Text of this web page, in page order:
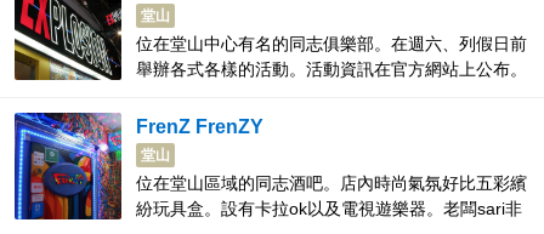
堂山
位在堂山中心有名的同志俱樂部。在週六、列假日前
舉辦各式各樣的活動。活動資訊在官方網站上公布。
只需點一杯酒。無關性的別、性傾向，誰都能進入。
FrenZ FrenZY
堂山
位在堂山區域的同志酒吧。店內時尚氣氛好比五彩繽
紛玩具盒。設有卡拉ok以及電視遊樂器。老闆sari非